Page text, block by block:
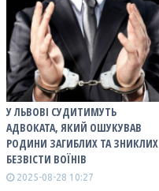
У ЛЬВОВІ СУДИТИМУТЬ
АДВОКАТА, ЯКИЙ ОШУКУВАВ
РОДИНИ ЗАГИБЛИХ ТА ЗНИКЛИХ
БЕЗВІСТИ ВОЇНІВ
2025-08-28 10:27